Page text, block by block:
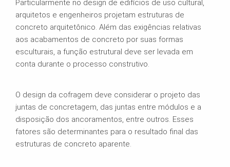
Particularmente no design de edifícios de uso cultural,
arquitetos e engenheiros projetam estruturas de
concreto arquitetônico. Além das exigências relativas
aos acabamentos de concreto por suas formas
esculturais, a função estrutural deve ser levada em
conta durante o processo construtivo.
O design da cofragem deve considerar o projeto das
juntas de concretagem, das juntas entre módulos e a
disposição dos ancoramentos, entre outros. Esses
fatores são determinantes para o resultado final das
estruturas de concreto aparente.